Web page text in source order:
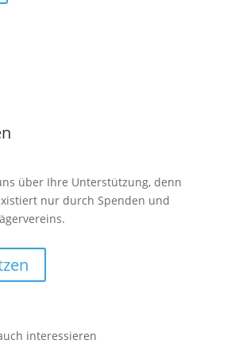
über Ihre Unterstützung, denn
nur durch Spenden und
interessieren